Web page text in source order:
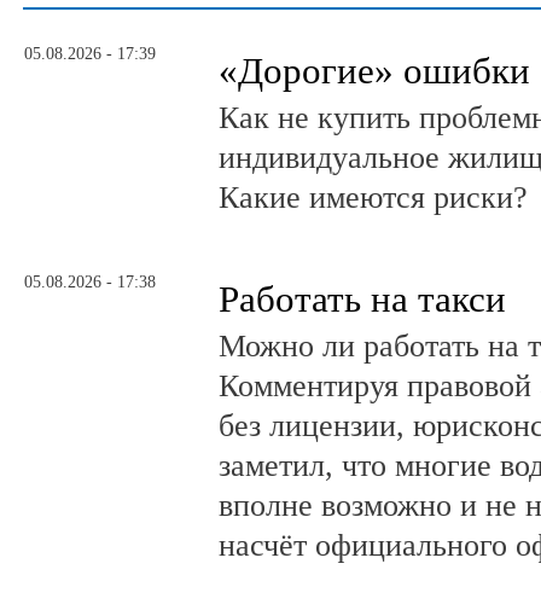
05.08.2026 - 17:39 «Дорогие» ошибки
Как не купить
индивидуальное
Какие имеются риски?
05.08.2026 - 17:38 Работать на такси
Можно ли работать на
Комментируя правовой
без лицензии,
заметил, что многие
вполне возможно и не
насчёт официального